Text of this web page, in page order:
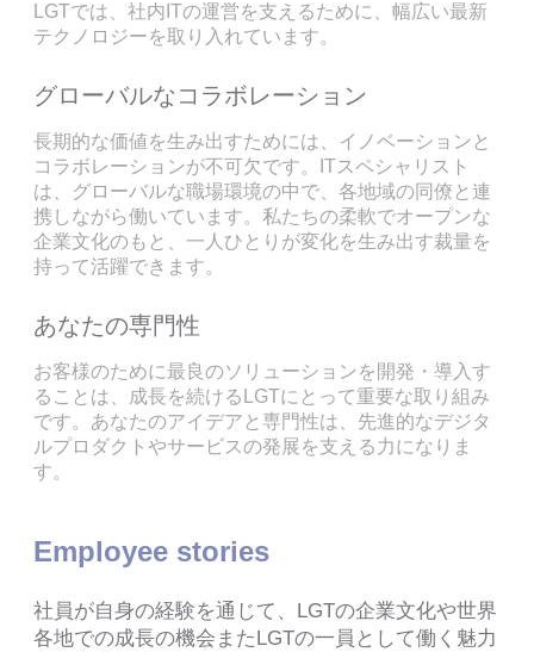
LGTでは、社内ITの運営を支えるために、幅広い最新
テクノロジーを取り入れています。
グローバルなコラボレーション
長期的な価値を生み出すためには、イノベーションと
コラボレーションが不可欠です。ITスペシャリスト
は、グローバルな職場環境の中で、各地域の同僚と連
携しながら働いています。私たちの柔軟でオープンな
企業文化のもと、一人ひとりが変化を生み出す裁量を
持って活躍できます。
あなたの専門性
お客様のために最良のソリューションを開発・導入す
ることは、成長を続けるLGTにとって重要な取り組み
です。あなたのアイデアと専門性は、先進的なデジタ
ルプロダクトやサービスの発展を支える力になりま
す。
Employee stories
社員が自身の経験を通じて、LGTの企業文化や世界
各地での成長の機会またLGTの一員として働く魅力